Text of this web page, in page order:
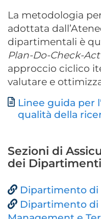
La metodologia
adottata
dipartimentali è
Plan-Do-Check-Act
approccio ciclico
valutare e
Documento
Linee guida per
qualità della
Sezioni di
dei Dipartimenti
Dipartimento di
Dipartimento di